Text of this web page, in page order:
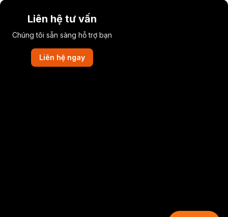
Liên hệ tư vấn
Chúng tôi sẵn sàng hỗ trợ bạn
Liên hệ ngay